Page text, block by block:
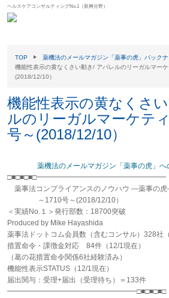
ヘルスケアコンサルティングNo.1（新興分野）
TOP
薬機法のメールマガジン「薬事の虎」バック
機能性表示の黄なくさい動き/ アパレルのリーガルマー
(2018/12/10）
機能性表示の黄なくさ
ルのリーガルマーケテ
号～(2018/12/10）
薬機法のメールマガジン「薬事の虎」へ
□■□■□■□━━━━━━━━━━━━━━━━━━
薬事法コンプライアンスのノウハウ ―薬事の
～1710号～(2018/12/10）
＜実績No.１＞発行部数：18700突破
Produced by Mike Hayashida
薬事法ドットコム会員数（含むコンサル）328社
措置命令・課徴金対応 84件（12/1現在）
（葛の花措置命令関係6社経験済み）
機能性表示STATUS（12/1現在）
届出関与：受理+届出（受理待ち）＝133件
━━━━━━━━━━━━━━━━━━□■□■□■□